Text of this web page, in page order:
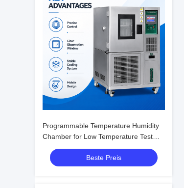
Programmable Temperature Humidity
Chamber for Low Temperature Test
with Humidity Fluctuation ±0.1%R.H.
Beste Preis